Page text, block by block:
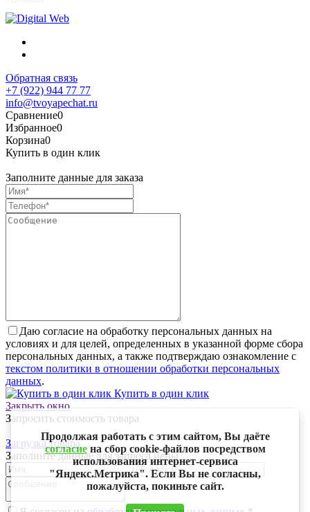
Обратная связь
+7 (922) 944 77 77
info@tvoyapechat.ru
Сравнение0
Избранное0
Корзина0
Купить в один клик
Заполните данные для заказа
Даю согласие на обработку персональных данных на
условиях и для целей, определенных в указанной форме сбора
персональных данных, а также подтверждаю ознакомление с
текстом политики в отношении обработки персональных
данных.
Купить в один клик
Закрыть окно
Запросить стоимость товара
Загрузка товара
Заполните данные для запроса цены
Продолжая работать с этим сайтом, Вы даёте
согласиена сбор cookie-файлов посредством
использования интернет-сервиса
"Яндекс.Метрика". Если Вы не согласны,
пожалуйста, покиньте сайт.